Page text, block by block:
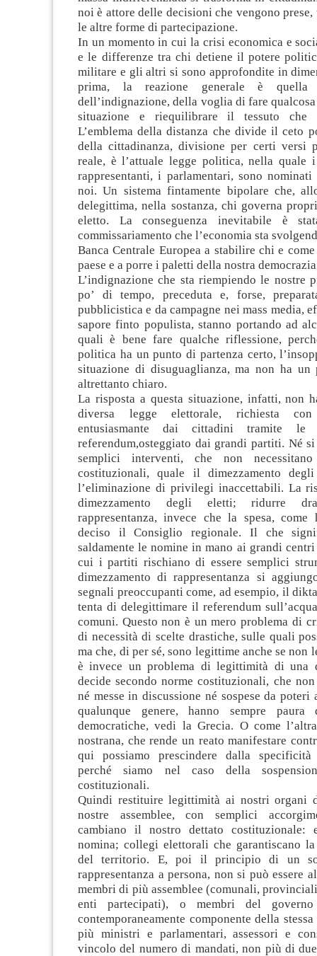
noi è attore delle decisioni che vengono
le altre forme di partecipazione.
In un momento in cui la crisi economica e
e le differenze tra chi detiene il potere
militare e gli altri si sono approfondite in
prima, la reazione generale è quella
dell’indignazione, della voglia di fare
situazione e riequilibrare il tessuto
L’emblema della distanza che divide il ceto
della cittadinanza, divisione per certi versi
reale, è l’attuale legge politica, nella quale
rappresentanti, i parlamentari, sono
noi. Un sistema fintamente bipolare che,
delegittima, nella sostanza, chi governa
eletto. La conseguenza inevitabile è
commissariamento che l’economia sta
Banca Centrale Europea a stabilire chi e
paese e a porre i paletti della nostra
L’indignazione che sta riempiendo le nostre
po’ di tempo, preceduta e, forse,
pubblicistica e da campagne nei mass media,
sapore finto populista, stanno portando ad
quali è bene fare qualche riflessione,
politica ha un punto di partenza certo,
situazione di disuguaglianza, ma non ha
altrettanto chiaro.
La risposta a questa situazione, infatti, non
diversa legge elettorale, richiesta
entusiasmante dai cittadini tramite
referendum,osteggiato dai grandi partiti. Né
semplici interventi, che non
costituzionali, quale il dimezzamento
l’eliminazione di privilegi inaccettabili. La
dimezzamento degli eletti; ridurre
rappresentanza, invece che la spesa, come
deciso il Consiglio regionale. Il che
saldamente le nomine in mano ai grandi
cui i partiti rischiano di essere semplici
dimezzamento di rappresentanza si
segnali preoccupanti come, ad esempio, il
tenta di delegittimare il referendum
comuni. Questo non è un mero problema di
di necessità di scelte drastiche, sulle quali
ma che, di per sé, sono legittime anche se non
è invece un problema di legittimità di una
decide secondo norme costituzionali, che non
né messe in discussione né sospese da
qualunque genere, hanno sempre paura
democratiche, vedi la Grecia. O come
nostrana, che rende un reato manifestare
qui possiamo prescindere dalla specificità
perché siamo nel caso della
costituzionali.
Quindi restituire legittimità ai nostri organi
nostre assemblee, con semplici
cambiano il nostro dettato costituzionale:
nomina; collegi elettorali che garantiscano la
del territorio. E, poi il principio di un
rappresentanza a persona, non si può essere
membri di più assemblee (comunali,
enti partecipati), o membri del
contemporaneamente componente della
più ministri e parlamentari, assessori e
vincolo del numero di mandati, non più di